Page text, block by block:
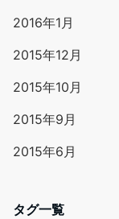
2016年1月
2015年12月
2015年10月
2015年9月
2015年6月
タグ一覧